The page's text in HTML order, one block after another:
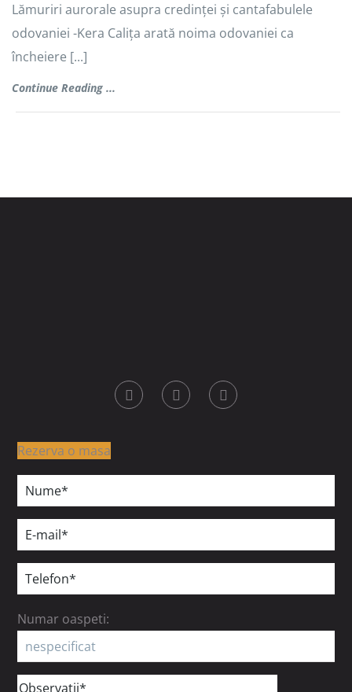
Lămuriri aurorale asupra credinței și cantafabulele
odovaniei -Kera Calița arată noima odovaniei ca
încheiere [...]
Continue Reading ...
Rezerva o masa
Numar oaspeti: